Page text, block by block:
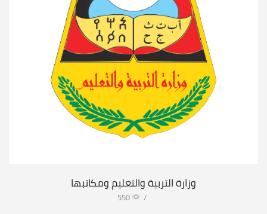
وزارة التربية والتعليم ومكاتبها
/
550